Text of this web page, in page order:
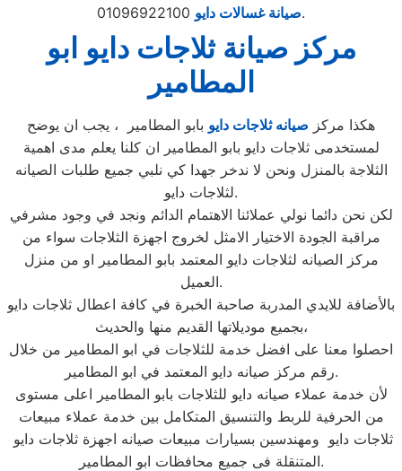
صيانة غسالات دايو01096922100.
مركز صيانة ثلاجات دايو ابو
المطامير
هكذا مركز صيانه ثلاجات دايو بابو المطامير ، يجب ان يوضح
لمستخدمى ثلاجات دايو بابو المطامير ان كلنا يعلم مدى اهمية
الثلاجة بالمنزل ونحن لا ندخر جهدا كي نلبي جميع طلبات الصيانه
لثلاجات دايو.
لكن نحن دائما نولي عملائنا الاهتمام الدائم ونجد في وجود مشرفي
مراقبة الجودة الاختيار الامثل لخروج اجهزة الثلاجات سواء من
مركز الصيانه لثلاجات دايو المعتمد بابو المطامير او من منزل
العميل.
بالأضافة للايدي المدربة صاحبة الخبرة في كافة اعطال ثلاجات دايو
بجميع موديلاتها القديم منها والحديث،
احصلوا معنا على افضل خدمة للثلاجات في ابو المطامير من خلال
رقم مركز صيانه دايو المعتمد في ابو المطامير.
لأن خدمة عملاء صيانه دايو للثلاجات بابو المطامير اعلى مستوى
من الحرفية للربط والتنسيق المتكامل بين خدمة عملاء مبيعات
ثلاجات دايو ومهندسين بسيارات مبيعات صيانه اجهزة ثلاجات دايو
المتنقلة فى جميع محافظات ابو المطامير.